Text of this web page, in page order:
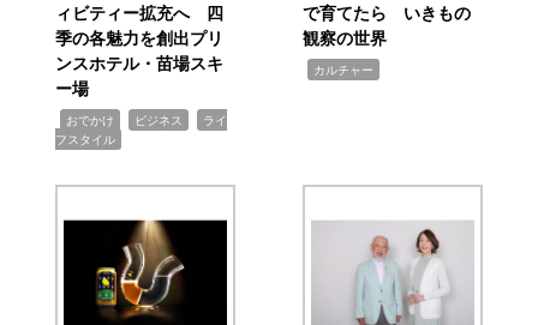
ィビティー拡充へ 四
季の各魅力を創出プリ
ンスホテル・苗場スキ
ー場
おでかけ ビジネス
ライ
フスタイル
で育てたら いきもの
観察の世界
カルチャー